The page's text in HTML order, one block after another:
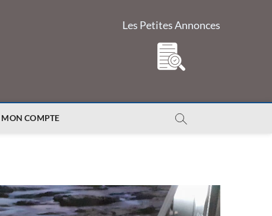
Les Petites Annonces
MON COMPTE